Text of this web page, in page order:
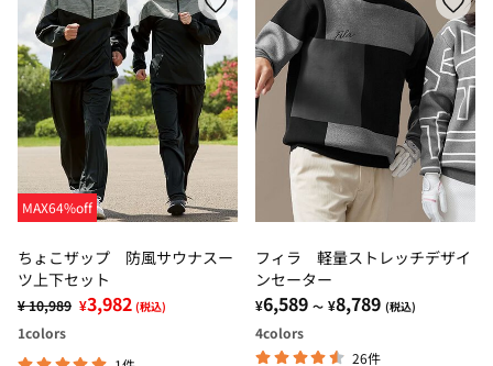
MAX64%off
ちょこザップ 防風サウナスー
ツ上下セット
¥ 10,989 ¥3,982 (税込)
1colors
フィラ 軽量ストレッチデザイ
ンセーター
¥6,589 ～ ¥8,789 (税込)
4colors
26件